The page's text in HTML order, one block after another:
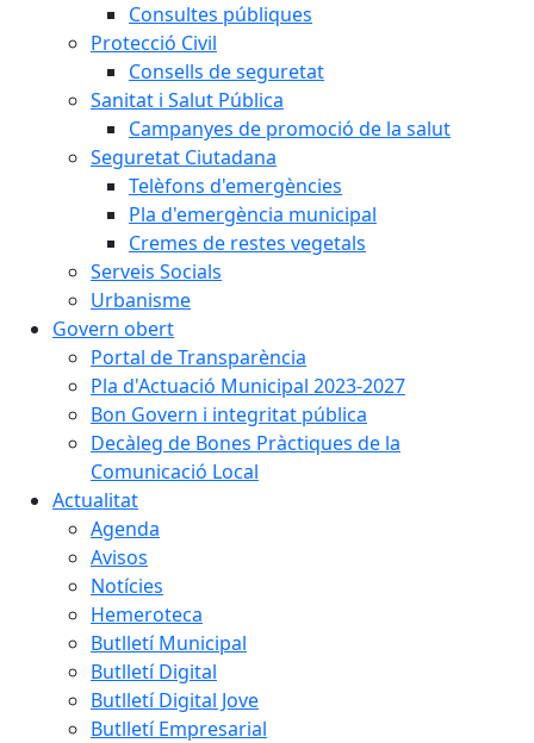
Consultes públiques
Protecció Civil
Consells de seguretat
Sanitat i Salut Pública
Campanyes de promoció de la salut
Seguretat Ciutadana
Telèfons d'emergències
Pla d'emergència municipal
Cremes de restes vegetals
Serveis Socials
Urbanisme
Govern obert
Portal de Transparència
Pla d'Actuació Municipal 2023-2027
Bon Govern i integritat pública
Decàleg de Bones Pràctiques de la
Comunicació Local
Actualitat
Agenda
Avisos
Notícies
Hemeroteca
Butlletí Municipal
Butlletí Digital
Butlletí Digital Jove
Butlletí Empresarial